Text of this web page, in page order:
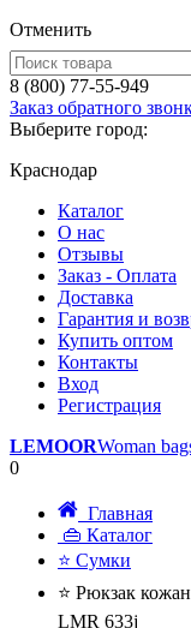
Отменить
8 (800) 77-55-949
Заказ обратного
Выберите город:
Краснодар
Каталог
О нас
Отзывы
Заказ - Оплата
Доставка
Гарантия и
Купить оптом
Контакты
Вход
Регистрация
LEMOORWoman
0
Главная
👜 Каталог
⭐ Сумки
⭐ Рюкзак
LMR 633j